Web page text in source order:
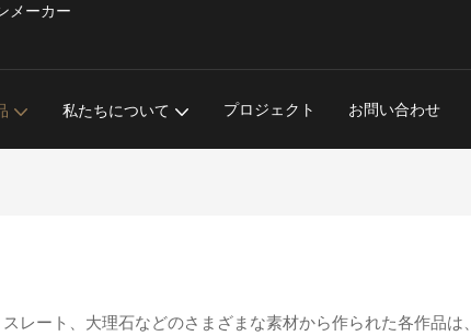
ンメーカー
私たちについて プロジェクト お問い合わせ
ート、大理石などのさまざまな素材から作られた各作品